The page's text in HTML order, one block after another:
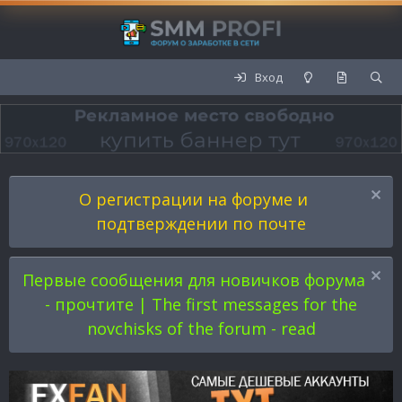
Вход
О регистрации на форуме и
подтверждении по почте
Первые сообщения для новичков форума
- прочтите | The first messages for the
novchisks of the forum - read